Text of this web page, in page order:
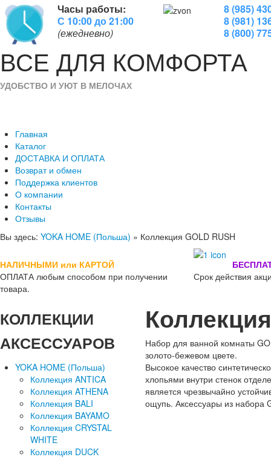
Часы работы:
С 10:00 до 21:00
(ежедневно)
8 (985)
8 (981)
8 (800)
ВСЕ ДЛЯ КОМФОРТА
УДОБСТВО И УЮТ В МЕЛОЧАХ
Главная
Каталог
ДОСТАВКА И ОПЛАТА
Возврат и обмен
Поддержка клиентов
О компании
Контакты
Отзывы
Вы здесь: YOKA HOME (Польша) » Коллекция GOLD RUSH
НАЛИЧНЫМИ или КАРТОЙ
ОПЛАТА любым способом при получении
товара.
Срок действия
КОЛЛЕКЦИИ
АКСЕССУАРОВ
YOKA HOME (Польша)
Коллекция ANTICA
Коллекция ATHENA
Коллекция BALI
Коллекция BAYAMO
Коллекция CRYSTAL
WHITE
Коллекция DUCK
Набор для ванной комнаты
золото-бежевом цвете.
Высокое качество
хлопьями внутри стенок
является чрезвычайно
ощупь. Аксессуары из набора